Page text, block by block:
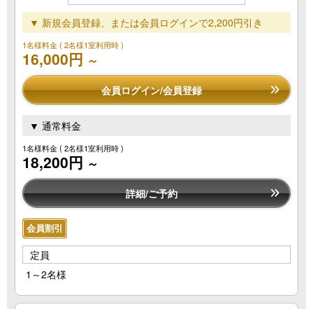
▼ 新規会員登録、または会員ログインで2,200円引き
1名様料金( 2名様1室利用時 )
16,000円 ～
会員ログイン/会員登録
▼ 通常料金
1名様料金( 2名様1室利用時 )
18,200円 ～
詳細/ご予約
会員割引
定員
1～2名様